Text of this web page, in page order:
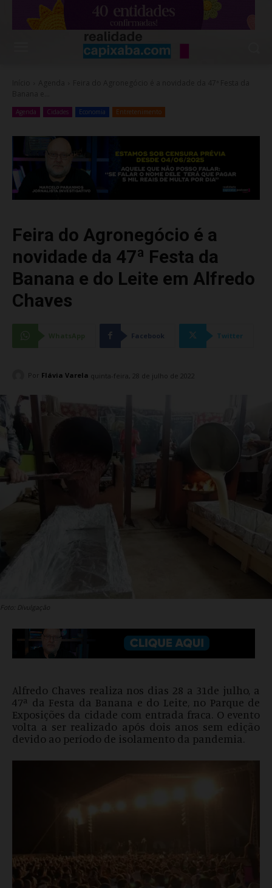
Agenda Cidades Economia Entretenimento
Feira do Agronegócio é a
novidade da 47ª Festa da
Banana e do Leite em Alfredo
Chaves
Facebook Twitter
Por Flávia Varela quinta-feira, 28 de julho de 2022
Foto: Divulgação
Alfredo Chaves realiza nos dias 28 a 31de julho, a
47ª da Festa da Banana e do Leite, no Parque de
Exposições da cidade com entrada fraca. O evento
volta a ser realizado após dois anos sem edição
devido ao período de isolamento da pandemia.